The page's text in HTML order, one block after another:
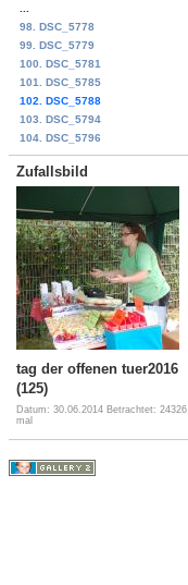
98. DSC_5778
99. DSC_5779
100. DSC_5781
101. DSC_5785
102. DSC_5788
103. DSC_5794
104. DSC_5796
Zufallsbild
tag der offenen tuer2016
(125)
Datum: 30.06.2014 Betrachtet: 24326
mal